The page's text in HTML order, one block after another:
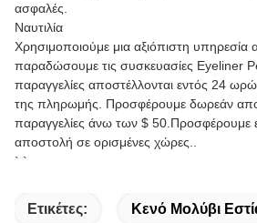
ασφαλές.
Ναυτιλία
Χρησιμοποιούμε μια αξιόπιστη υπηρεσία
παραδώσουμε τις συσκευασίες Eyeliner
παραγγελίες αποστέλλονται εντός 24
της πληρωμής. Προσφέρουμε δωρεάν
παραγγελίες άνω των $ 50.Προσφέρουμε
αποστολή σε ορισμένες χώρες..
` `
Ετικέτες: Κενό Μολύβι